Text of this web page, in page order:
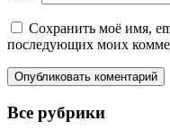
Сохранить моё имя,
последующих моих
Все рубрики